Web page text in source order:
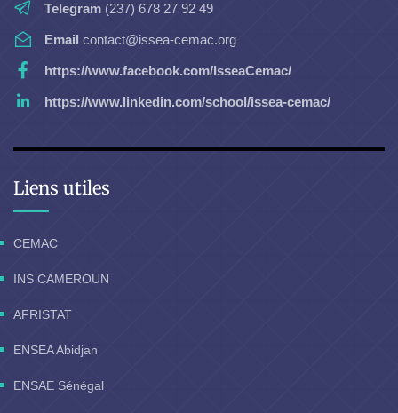
Telegram (237) 678 27 92 49
Email contact@issea-cemac.org
https://www.facebook.com/IsseaCemac/
https://www.linkedin.com/school/issea-cemac/
Liens utiles
CEMAC
INS CAMEROUN
AFRISTAT
ENSEA Abidjan
ENSAE Sénégal